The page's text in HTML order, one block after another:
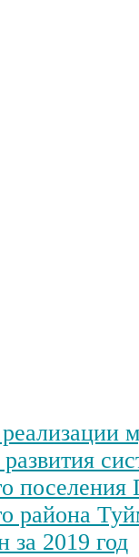
поселения
района
за 2019 год